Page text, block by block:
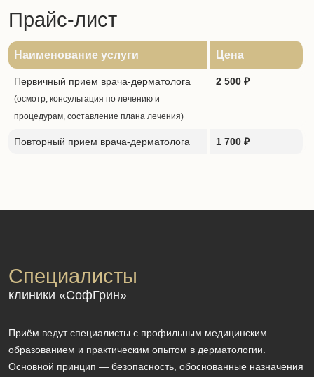
Прайс-лист
Наименование услуги Цена
Первичный прием врача-дерматолога
(осмотр, консультация по лечению и
процедурам, составление плана лечения)
2 500 ₽
Повторный прием врача-дерматолога 1 700 ₽
Cпециалисты
клиники «СофГрин»
Приём ведут специалисты с профильным медицинским
образованием и практическим опытом в дерматологии.
Основной принцип — безопасность, обоснованные назначения